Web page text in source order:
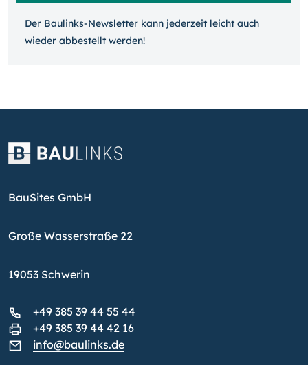
Der Baulinks-Newsletter kann jeder­zeit leicht auch
wieder ab­bestellt werden!
BauSites GmbH
Große Wasserstraße 22
19053 Schwerin
+49 385 39 44 55 44
+49 385 39 44 42 16
info@baulinks.de